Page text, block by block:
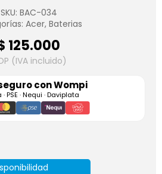
SKU: BAC-034
Acer, Baterias
125.000
(IVA incluido)
conWompi
PSE · Nequi · Daviplata